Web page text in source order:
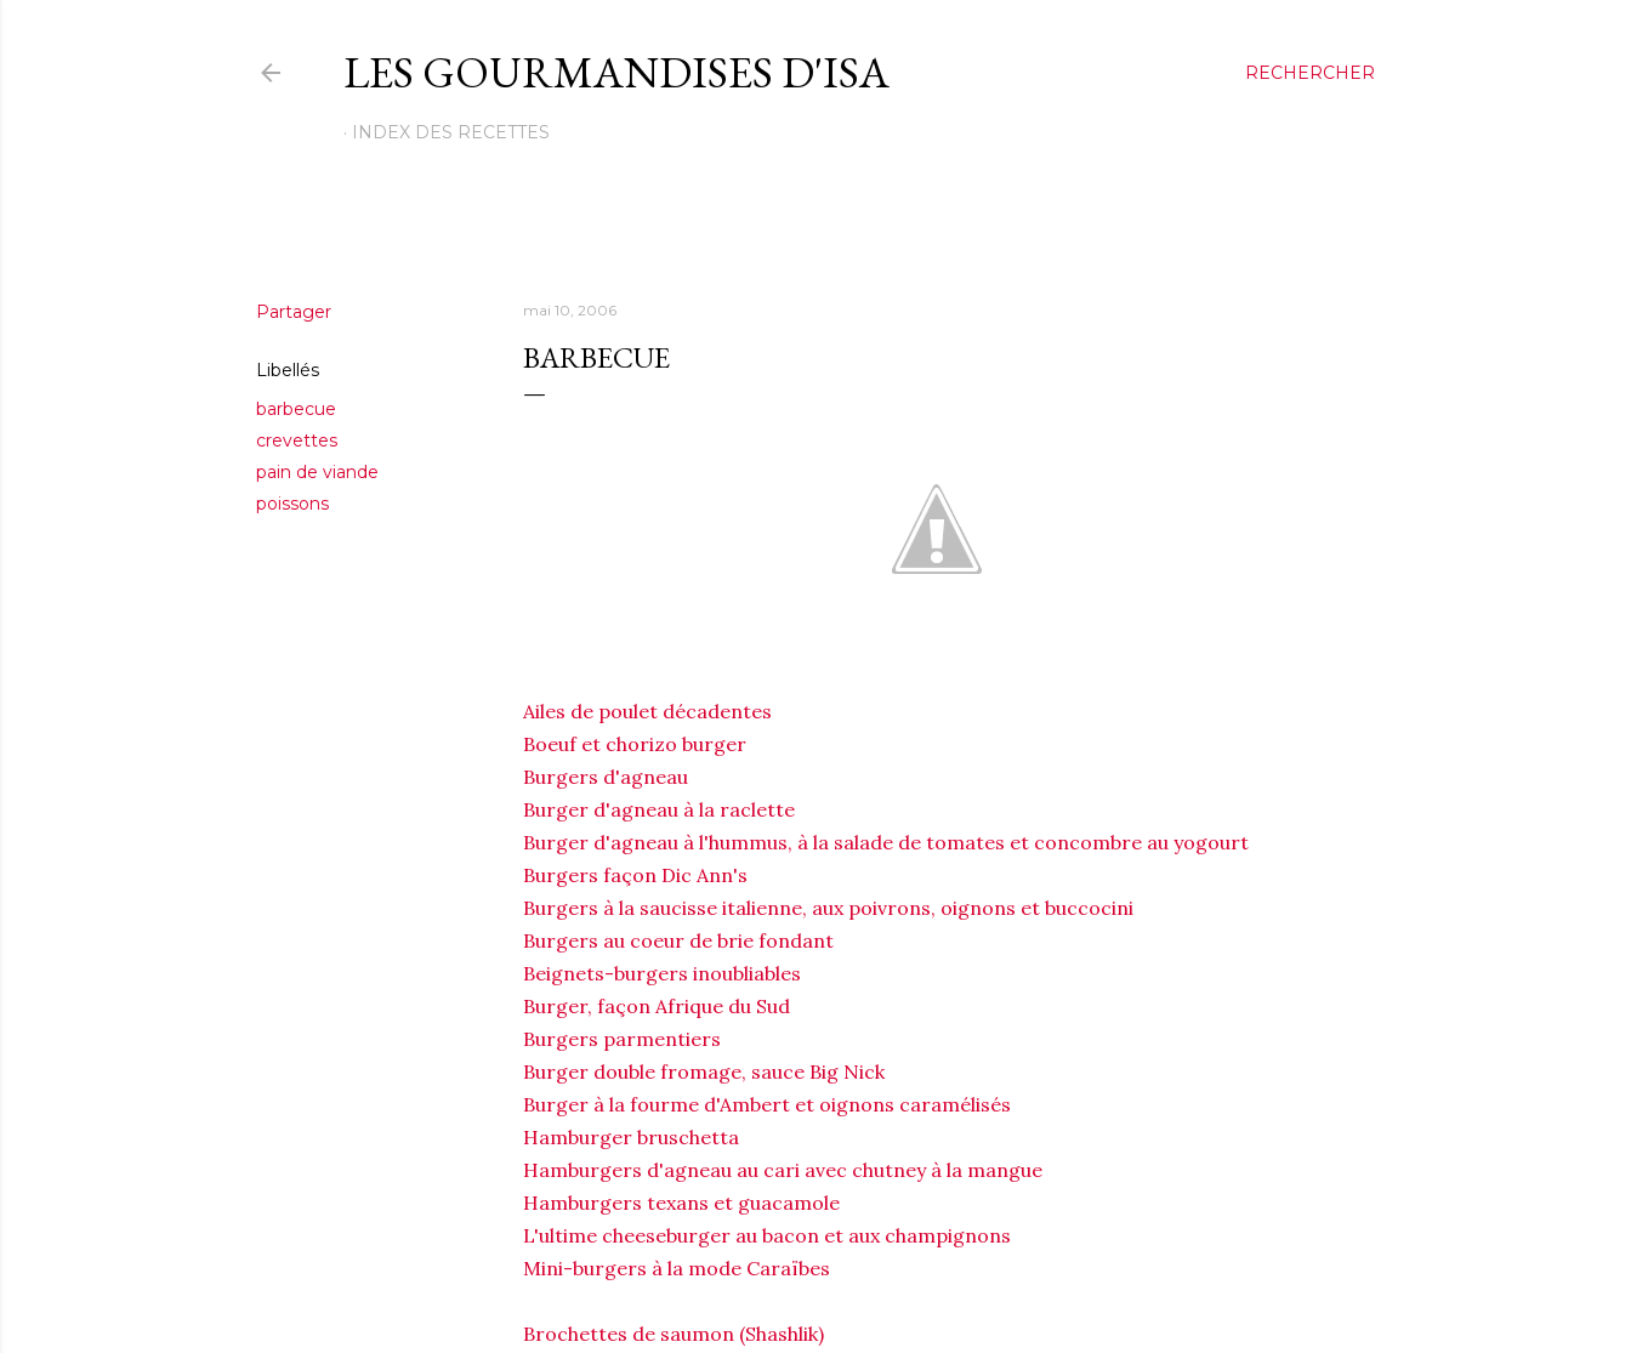
RECHERCHER
LES GOURMANDISES D'ISA
INDEX DES RECETTES
Partager
Libellés
barbecue
crevettes
pain de viande
poissons
mai 10, 2006
BARBECUE
Ailes de poulet décadentes
Boeuf et chorizo burger
Burgers d'agneau
Burger d'agneau à la raclette
Burger d'agneau à l'hummus, à la salade de tomates et concombre au yogourt
Burgers façon Dic Ann's
Burgers à la saucisse italienne, aux poivrons, oignons et buccocini
Burgers au coeur de brie fondant
Beignets-burgers inoubliables
Burger, façon Afrique du Sud
Burgers parmentiers
Burger double fromage, sauce Big Nick
Burger à la fourme d'Ambert et oignons caramélisés
Hamburger bruschetta
Hamburgers d'agneau au cari avec chutney à la mangue
Hamburgers texans et guacamole
L'ultime cheeseburger au bacon et aux champignons
Mini-burgers à la mode Caraïbes
Brochettes de saumon (Shashlik)